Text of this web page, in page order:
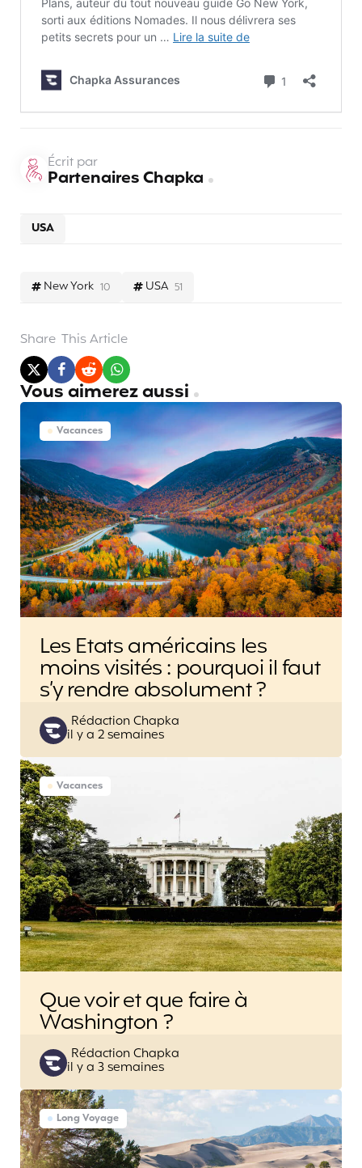
New York 10 USA 51
USA
Écrit par
Partenaires Chapka
Share This Article
Vous aimerez aussi
Vacances
Les Etats américains les
moins visités : pourquoi il faut
s’y rendre absolument ?
Posted
by
Rédaction Chapka
il y a 2 semaines
Vacances
Que voir et que faire à
Washington ?
Posted
by
Rédaction Chapka
il y a 3 semaines
Long Voyage